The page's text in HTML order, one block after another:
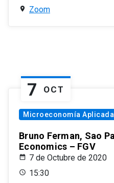
Zoom
7 OCT
Microeconomía Aplicada
Bruno Ferman, Sao
Economics – FGV
7 de Octubre de 2020
15:30